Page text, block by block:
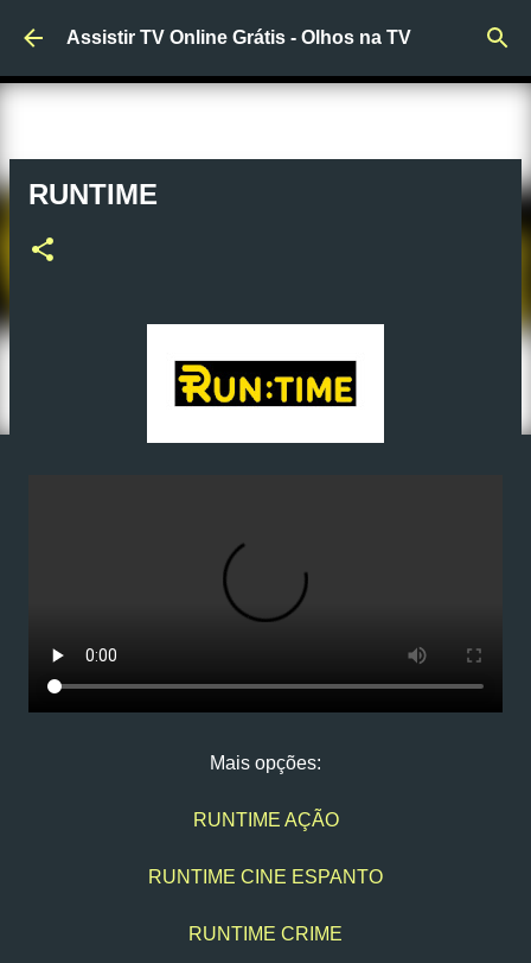
Pular para o conteúdo principal
Assistir TV Online Grátis - Olhos na TV
RUNTIME
Mais opções:
RUNTIME AÇÃO
RUNTIME CINE ESPANTO
RUNTIME CRIME